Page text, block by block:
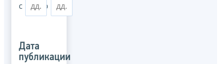
с по
Дата
публикации